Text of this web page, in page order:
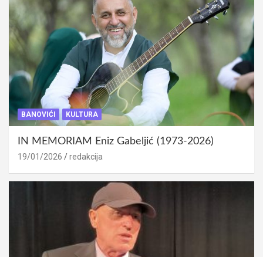
BANOVIĆI KULTURA
IN MEMORIAM Eniz Gabeljić (1973-2026)
19/01/2026 redakcija